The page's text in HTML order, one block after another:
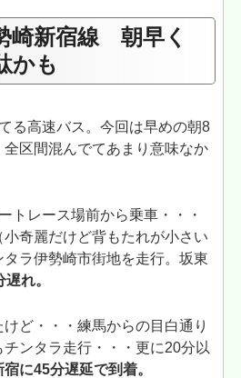
崎新宿線 朝早く
かも
る高速バス。今回は早めの朝8
区間混んでてあまり意味なか
トレース場前から乗車・・・
奇麗だけど背もたれが小さい
ラ伊勢崎市街地を走行。坂東
遅れ。
ど・・・練馬からの目白通り
ンタラ走行・・・更に20分以
に45分遅延で到着。